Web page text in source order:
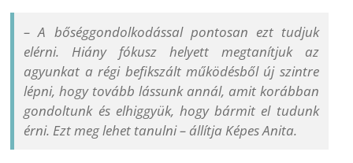
– A bőséggondolkodással pontosan ezt tudjuk
elérni. Hiány fókusz helyett megtanítjuk az
agyunkat a régi befikszált működésből új szintre
lépni, hogy tovább lássunk annál, amit korábban
gondoltunk és elhiggyük, hogy bármit el tudunk
érni. Ezt meg lehet tanulni – állítja Képes Anita.